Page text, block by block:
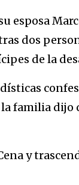
esposa
dos
de la
familia dijo
y